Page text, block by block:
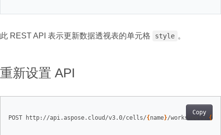
此 REST API 表示更新数据透视表的单元格 style 。
重新设置 API
Copy
POST http://api.aspose.cloud/v3.0/cells/{ name}/worksheets/ {